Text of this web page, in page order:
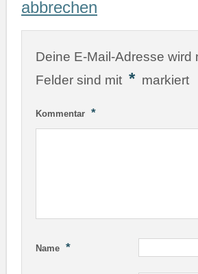
abbrechen
Deine E-Mail-Adresse wird
Felder sind mit * markiert
Kommentar *
Name *